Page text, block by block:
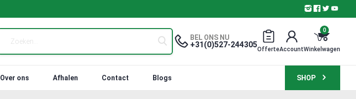
BEL ONS NU
+31(0)527-244305OfferteAccount
0
Winkelwagen
Over ons Afhalen Contact Blogs SHOP